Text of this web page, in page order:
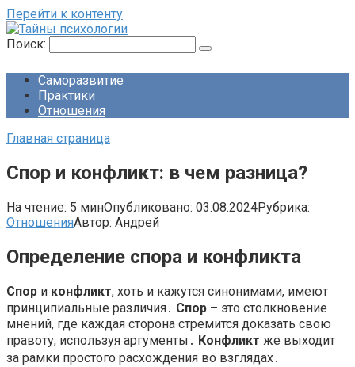
Перейти к контенту
Поиск:
Саморазвитие
Практики
Отношения
Главная страница
Спор и конфликт: в чем разница?
На чтение: 5 минОпубликовано: 03.08.2024Рубрика:
ОтношенияАвтор: Андрей
Определение спора и конфликта
Спор и конфликт, хоть и кажутся синонимами, имеют
принципиальные различия․ Спор – это столкновение
мнений, где каждая сторона стремится доказать свою
правоту, используя аргументы․ Конфликт же выходит
за рамки простого расхождения во взглядах․